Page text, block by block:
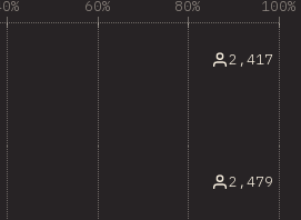
60% 80% 100%
2,417
2,479